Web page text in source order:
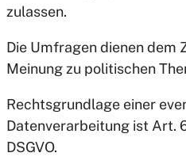
zulassen.
Die Umfragen dienen dem
Meinung zu politischen
Rechtsgrundlage einer
Datenverarbeitung ist Art.
DSGVO.